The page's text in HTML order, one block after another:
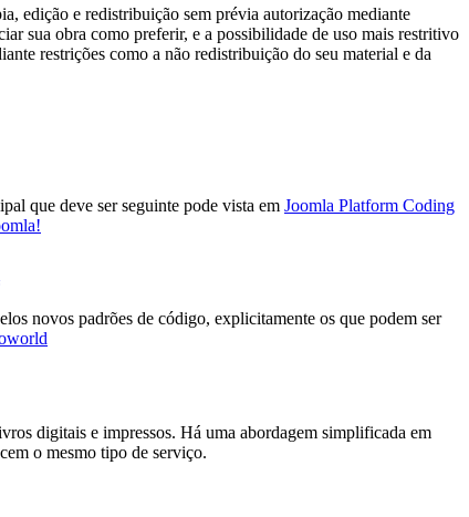
edição e redistribuição sem prévia autorização mediante
sua obra como preferir, e a possibilidade de uso mais restritivo
restrições como a não redistribuição do seu material e da
que deve ser seguinte pode vista em Joomla Platform Coding
novos padrões de código, explicitamente os que podem ser
digitais e impressos. Há uma abordagem simplificada em
o mesmo tipo de serviço.